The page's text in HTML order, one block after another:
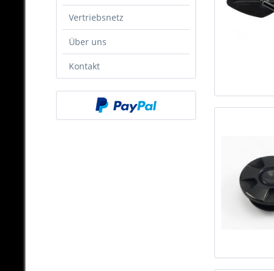
Vertriebsnetz
Über uns
Kontakt